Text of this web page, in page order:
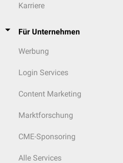
Karriere
Für Unternehmen
Werbung
Login Services
Content Marketing
Marktforschung
CME-Sponsoring
Alle Services